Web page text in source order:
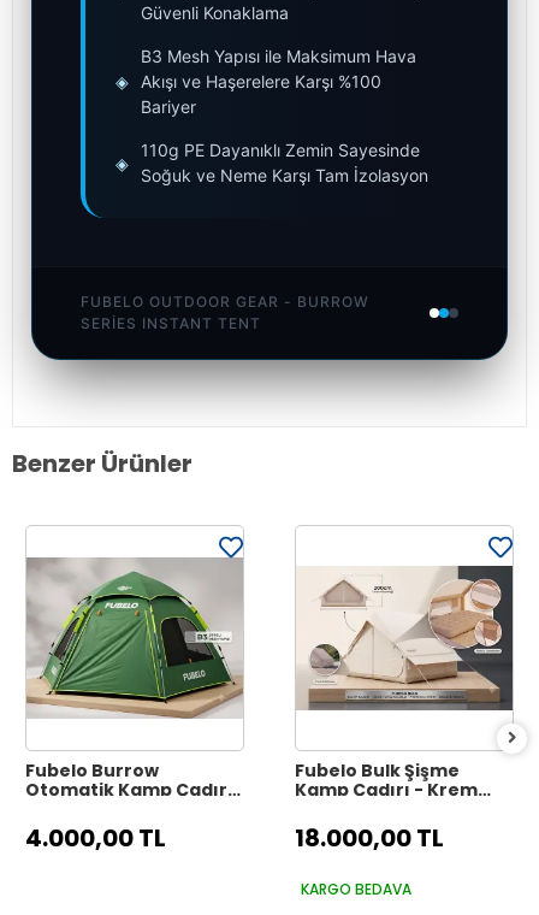
Güvenli Konaklama
◈
B3 Mesh Yapısı ile Maksimum Hava
Akışı ve Haşerelere Karşı %100
Bariyer
◈
110g PE Dayanıklı Zemin Sayesinde
Soğuk ve Neme Karşı Tam İzolasyon
FUBELO OUTDOOR GEAR - BURROW
SERIES INSTANT TENT
Benzer Ürünler
Fubelo Burrow
Otomatik Kamp Çadırı
(Otomatik Yaylı
Sistem)
4.000,00 TL
Fubelo Bulk Şişme
Kamp Çadırı - Krem
18.000,00 TL
KARGO BEDAVA